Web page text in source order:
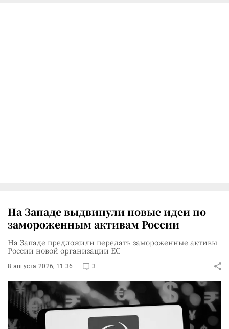
На Западе выдвинули новые идеи по
замороженным активам России
На Западе предложили передать замороженные активы
России новой организации ЕС
8 августа 2026, 11:36 3